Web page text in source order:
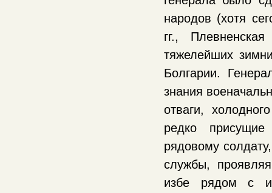
народов (хотя
гг.,
тяжелейших
Болгарии.
знания
отваги,
редко
рядовому
службы,
избе рядом с